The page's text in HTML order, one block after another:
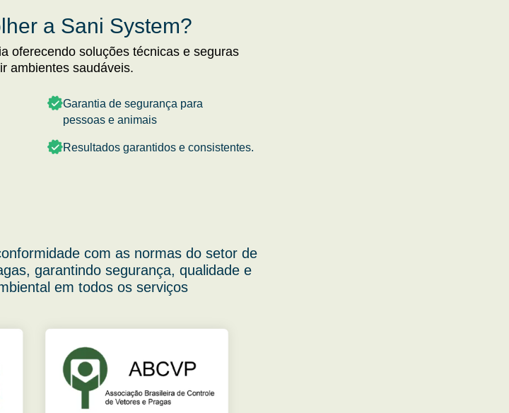
a Sani System?
oferecendo soluções técnicas e seguras
ambientes saudáveis.
Garantia de segurança para
pessoas e animais
Resultados garantidos e consistentes.
com as normas do setor de
garantindo segurança, qualidade e
em todos os serviços